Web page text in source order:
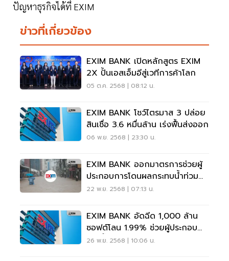
ปัญหาธุรกิจได้ที่ EXIM
ข่าวที่เกี่ยวข้อง
EXIM BANK เปิดหลักสูตร EXIM
2X ปั้นเอสเอ็มอีสู่เวทีการค้าโลก
05 ต.ค. 2568 | 08:12 น.
EXIM BANK โชว์ไตรมาส 3 ปล่อย
สินเชื่อ 3.6 หมื่นล้าน เร่งฟื้นส่งออก
06 พ.ย. 2568 | 23:30 น.
EXIM BANK ออกมาตรการช่วยผู้
ประกอบการโดนผลกระทบน้ำท่วม
หาดใหญ่
22 พ.ย. 2568 | 07:13 น.
EXIM BANK อัดฉีด 1,000 ล้าน
ซอฟต์โลน 1.99% ช่วยผู้ประกอบ
การน้ำท่วมใต้
26 พ.ย. 2568 | 10:06 น.